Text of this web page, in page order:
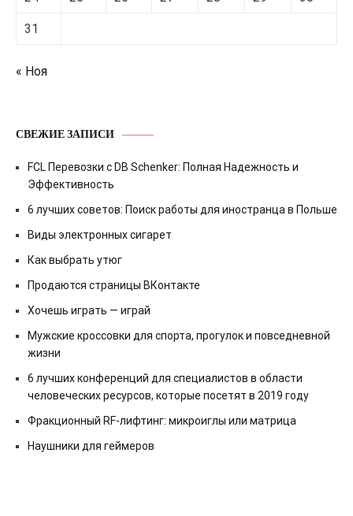
31
« Ноя
СВЕЖИЕ ЗАПИСИ
FCL Перевозки с DB Schenker: Полная Надежность и
Эффективность
6 лучших советов: Поиск работы для иностранца в Польше
Виды электронных сигарет
Как выбрать утюг
Продаются страницы ВКонтакте
Хочешь играть — играй
Мужские кроссовки для спорта, прогулок и повседневной
жизни
6 лучших конференций для специалистов в области
человеческих ресурсов, которые посетят в 2019 году
Фракционный RF-лифтинг: микроиглы или матрица
Наушники для геймеров